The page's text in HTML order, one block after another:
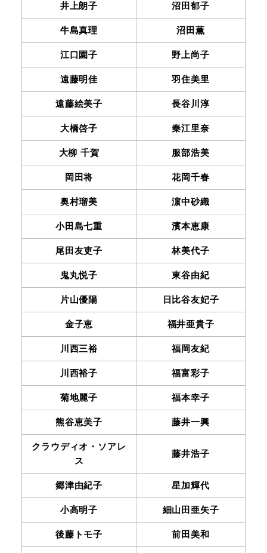
井上朗子 沼田郁子
牛島真理 沼田薫
江口園子 野上尚子
遠藤明佳 羽住美里
遠藤絵美子 長谷川淳
大橋啓子 秦江里奈
大柳 千賀 服部浩美
岡田将 花岡千春
奥村瑠美 濵中砂織
小田島七重 濱本恵康
尾田友吏子 林美代子
鬼丸悦子 東谷由紀
片山優陽 日比谷友妃子
金子恵 福井亜貴子
川西三裕 福岡友紀
川西裕子 福富彩子
菊地麗子 福本幸子
熊谷恵美子 藤井一興
クラウディオ・ソアレ
ス
藤井浩子
郷津由紀子 星加輝代
小高明子 細山田亜矢子
後藤トモ子 前田美和